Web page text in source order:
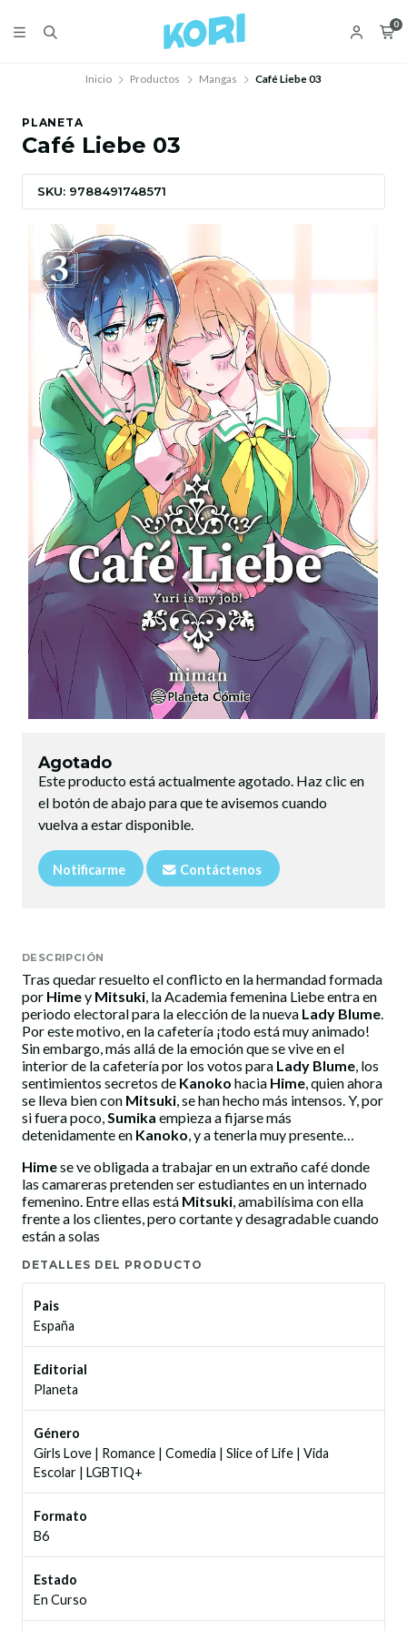
0
Inicio Productos Mangas Café Liebe 03
PLANETA
Café Liebe 03
SKU: 9788491748571
Agotado
Este producto está actualmente agotado. Haz clic en
el botón de abajo para que te avisemos cuando
vuelva a estar disponible.
Notificarme Contáctenos
DESCRIPCIÓN
Tras quedar resuelto el conflicto en la hermandad formada
por Himey Mitsuki , la Academia femenina Liebe entra en
periodo electoral para la elección de la nueva Lady Blume
Por este motivo, en la cafetería ¡todo está muy animado!
Sin embargo, más allá de la emoción que se vive en el
interior de la cafetería por los votos para Lady Blume , los
sentimientos secretos de Kanoko hacia Hime , quien ahora
se lleva bien con Mitsuki , se han hecho más intensos. Y, por
si fuera poco, Sumika empieza a fijarse más
detenidamente en Kanoko , y a tenerla muy presente…
Himese ve obligada a trabajar en un extraño café donde
las camareras pretenden ser estudiantes en un internado
femenino. Entre ellas está Mitsuki , amabilísima con ella
frente a los clientes, pero cortante y desagradable cuando
están a solas
DETALLES DEL PRODUCTO
Pais
España
Editorial
Planeta
Género
Girls Love | Romance | Comedia | Slice of Life | Vida
Escolar | LGBTIQ+
Formato
B6
Estado
En Curso